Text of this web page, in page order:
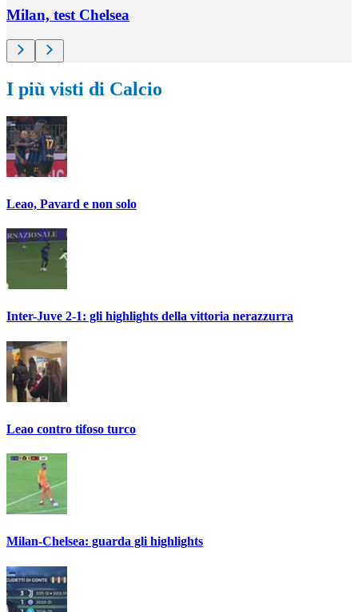
Milan, test Chelsea
I più visti di Calcio
Leao, Pavard e non solo
Inter-Juve 2-1: gli highlights della vittoria nerazzurra
Leao contro tifoso turco
Milan-Chelsea: guarda gli highlights